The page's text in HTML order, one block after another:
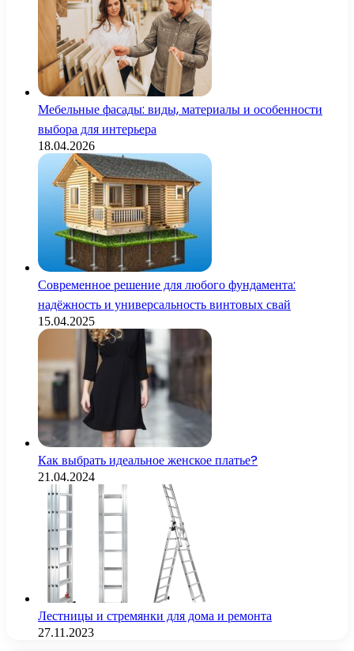
Мебельные фасады: виды, материалы и особенности
выбора для интерьера
18.04.2026
Современное решение для любого фундамента:
надёжность и универсальность винтовых свай
15.04.2025
Как выбрать идеальное женское платье?
21.04.2024
Лестницы и стремянки для дома и ремонта
27.11.2023